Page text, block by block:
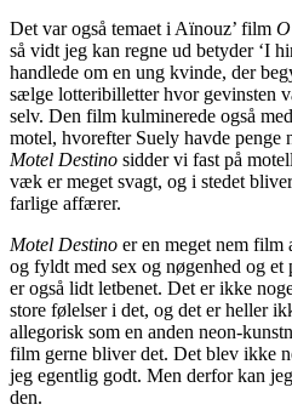
Det var også temaet i Aïnouz’ film
så vidt jeg kan regne ud betyder ‘I
handlede om en ung kvinde, der
sælge lotteribilletter hvor gevinsten
selv. Den film kulminerede også
motel, hvorefter Suely havde
Motel Destino sidder vi fast på
væk er meget svagt, og i stedet
farlige affærer.
Motel Destino er en meget nem film
og fyldt med sex og nøgenhed og et
er også lidt letbenet. Det er ikke
store følelser i det, og det er heller
allegorisk som en anden neon-
film gerne bliver det. Det blev ikke
jeg egentlig godt. Men derfor kan
den.